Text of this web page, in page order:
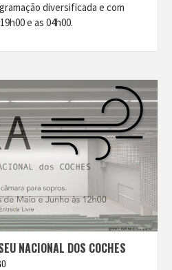
diversificada e com
e as 04h00.
NACIONAL DOS COCHES